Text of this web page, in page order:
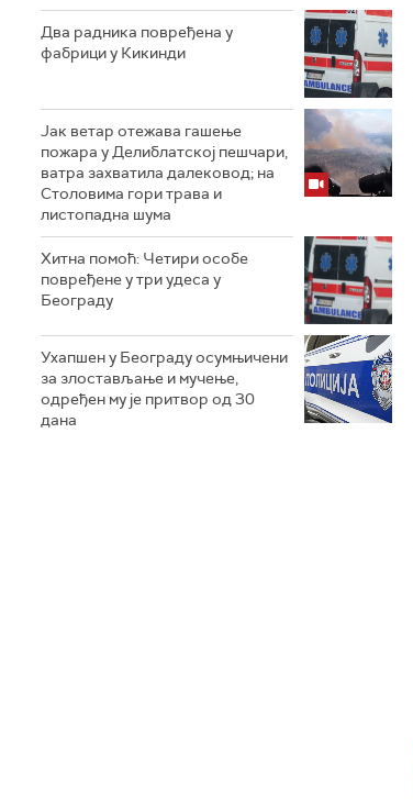
Два радника повређена у
фабрици у Кикинди
Јак ветар отежава гашење
пожара у Делиблатској пешчари,
ватра захватила далековод; на
Столовима гори трава и
листопадна шума
Хитна помоћ: Четири особе
повређене у три удеса у
Београду
Ухапшен у Београду осумњичени
за злостављање и мучење,
одређен му је притвор од 30
дана